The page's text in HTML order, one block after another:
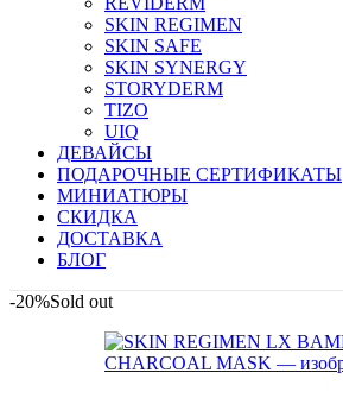
SKIN REGIMEN
SKIN SAFE
SKIN SYNERGY
STORYDERM
TIZO
UIQ
ДЕВАЙСЫ
ПОДАРОЧНЫЕ СЕРТИФИКАТЫ
МИНИАТЮРЫ
СКИДКА
ДОСТАВКА
БЛОГ
-20%Sold out